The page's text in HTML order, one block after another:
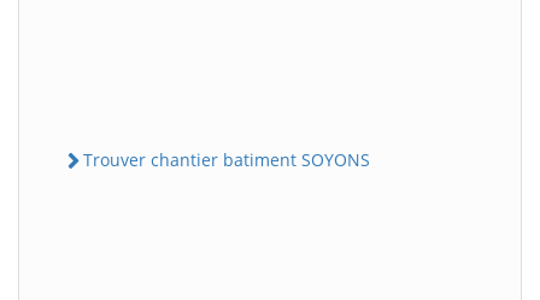
Trouver chantier batiment SOYONS